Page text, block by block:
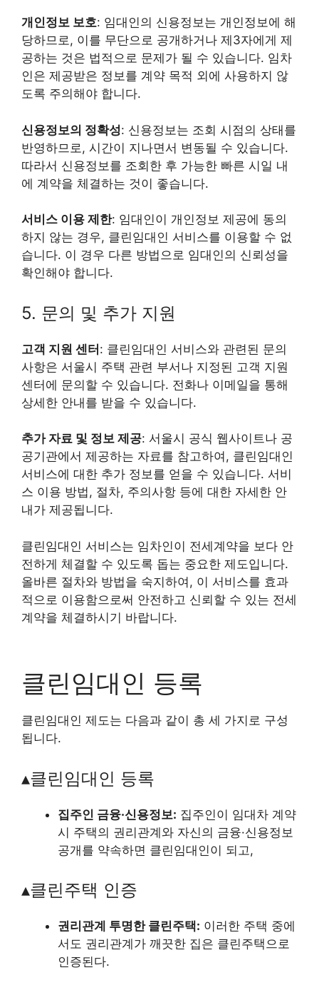
개인정보 보호: 임대인의 신용정보는 개인정보에 해
당하므로, 이를 무단으로 공개하거나 제3자에게 제
공하는 것은 법적으로 문제가 될 수 있습니다. 임차
인은 제공받은 정보를 계약 목적 외에 사용하지 않
도록 주의해야 합니다.
신용정보의 정확성: 신용정보는 조회 시점의 상태를
반영하므로, 시간이 지나면서 변동될 수 있습니다.
따라서 신용정보를 조회한 후 가능한 빠른 시일 내
에 계약을 체결하는 것이 좋습니다.
서비스 이용 제한: 임대인이 개인정보 제공에 동의
하지 않는 경우, 클린임대인 서비스를 이용할 수 없
습니다. 이 경우 다른 방법으로 임대인의 신뢰성을
확인해야 합니다.
5. 문의 및 추가 지원
고객 지원 센터: 클린임대인 서비스와 관련된 문의
사항은 서울시 주택 관련 부서나 지정된 고객 지원
센터에 문의할 수 있습니다. 전화나 이메일을 통해
상세한 안내를 받을 수 있습니다.
추가 자료 및 정보 제공: 서울시 공식 웹사이트나 공
공기관에서 제공하는 자료를 참고하여, 클린임대인
서비스에 대한 추가 정보를 얻을 수 있습니다. 서비
스 이용 방법, 절차, 주의사항 등에 대한 자세한 안
내가 제공됩니다.
클린임대인 서비스는 임차인이 전세계약을 보다 안
전하게 체결할 수 있도록 돕는 중요한 제도입니다.
올바른 절차와 방법을 숙지하여, 이 서비스를 효과
적으로 이용함으로써 안전하고 신뢰할 수 있는 전세
계약을 체결하시기 바랍니다.
클린임대인 등록
클린임대인 제도는 다음과 같이 총 세 가지로 구성
됩니다.
▴클린임대인 등록
집주인 금융·신용정보: 집주인이 임대차 계약
시 주택의 권리관계와 자신의 금융·신용정보
공개를 약속하면 클린임대인이 되고,
▴클린주택 인증
권리관계 투명한 클린주택: 이러한 주택 중에
서도 권리관계가 깨끗한 집은 클린주택으로
인증된다.